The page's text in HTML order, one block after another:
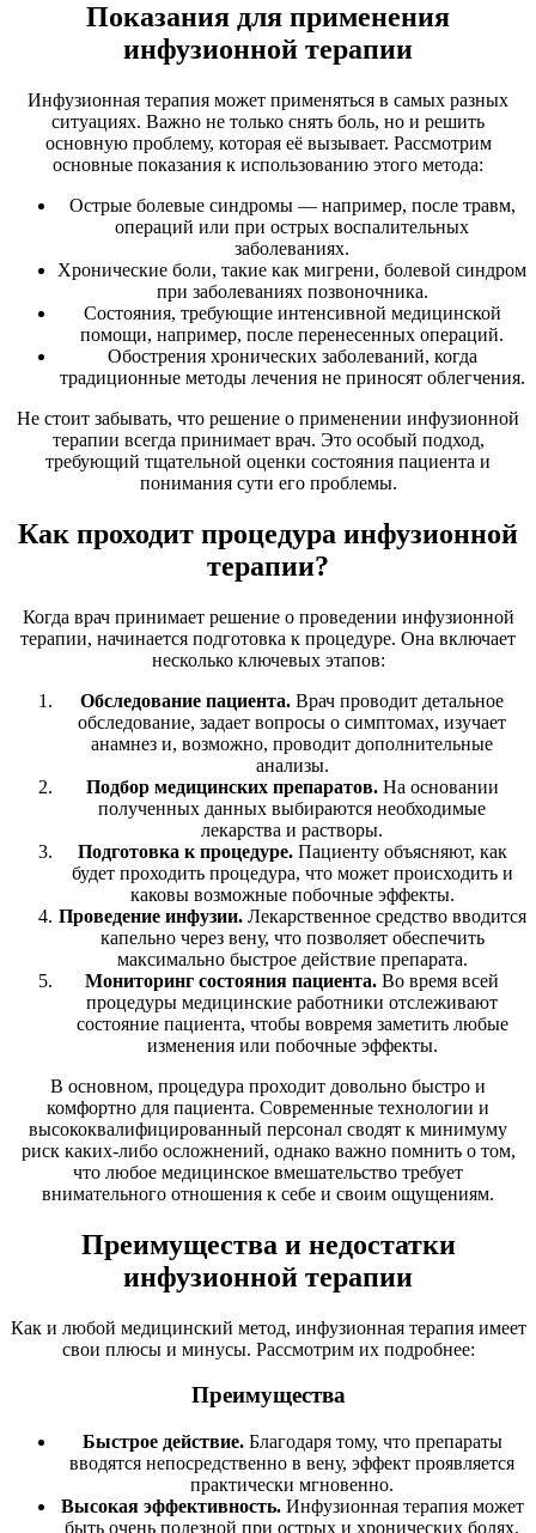
Показания для применения
инфузионной терапии
Инфузионная терапия может применяться в самых разных
ситуациях. Важно не только снять боль, но и решить
основную проблему, которая её вызывает. Рассмотрим
основные показания к использованию этого метода:
Острые болевые синдромы — например, после травм,
операций или при острых воспалительных
заболеваниях.
Хронические боли, такие как мигрени, болевой синдром
при заболеваниях позвоночника.
Состояния, требующие интенсивной медицинской
помощи, например, после перенесенных операций.
Обострения хронических заболеваний, когда
традиционные методы лечения не приносят облегчения.
Не стоит забывать, что решение о применении инфузионной
терапии всегда принимает врач. Это особый подход,
требующий тщательной оценки состояния пациента и
понимания сути его проблемы.
Как проходит процедура инфузионной
терапии?
Когда врач принимает решение о проведении инфузионной
терапии, начинается подготовка к процедуре. Она включает
несколько ключевых этапов:
Обследование пациента. Врач проводит детальное
обследование, задает вопросы о симптомах, изучает
анамнез и, возможно, проводит дополнительные
анализы.
Подбор медицинских препаратов.На основании
полученных данных выбираются необходимые
лекарства и растворы.
Подготовка к процедуре.Пациенту объясняют, как
будет проходить процедура, что может происходить и
каковы возможные побочные эффекты.
Проведение инфузии.Лекарственное средство вводится
капельно через вену, что позволяет обеспечить
максимально быстрое действие препарата.
Мониторинг состояния пациента. Во время всей
процедуры медицинские работники отслеживают
состояние пациента, чтобы вовремя заметить любые
изменения или побочные эффекты.
В основном, процедура проходит довольно быстро и
комфортно для пациента. Современные технологии и
высококвалифицированный персонал сводят к минимуму
риск каких-либо осложнений, однако важно помнить о том,
что любое медицинское вмешательство требует
внимательного отношения к себе и своим ощущениям.
Преимущества и недостатки
инфузионной терапии
Как и любой медицинский метод, инфузионная терапия имеет
свои плюсы и минусы. Рассмотрим их подробнее:
Преимущества
Быстрое действие.Благодаря тому, что препараты
вводятся непосредственно в вену, эффект проявляется
практически мгновенно.
Высокая эффективность.Инфузионная терапия может
быть очень полезной при острых и хронических болях,